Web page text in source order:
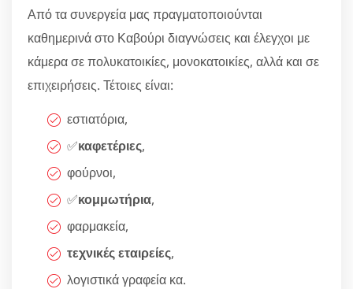
Από τα συνεργεία μας πραγματοποιούνται
καθημερινά στο Καβούρι διαγνώσεις και έλεγχοι με
κάμερα σε πολυκατοικίες, μονοκατοικίες, αλλά και σε
επιχειρήσεις. Τέτοιες είναι:
εστιατόρια,
✅καφετέριες,
φούρνοι,
✅κομμωτήρια,
φαρμακεία,
τεχνικές εταιρείες,
λογιστικά γραφεία κα.